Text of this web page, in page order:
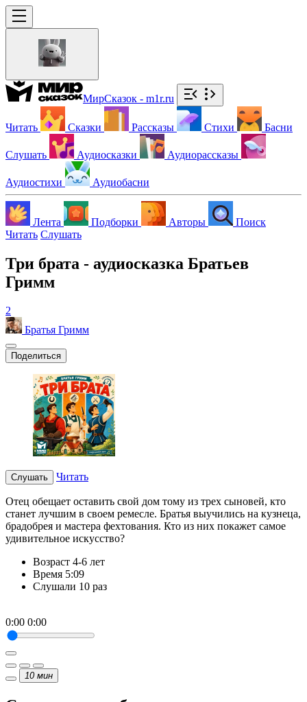
МирСказок - m1r.ru
Читать Сказки Рассказы Стихи Басни
Слушать Аудиосказки Аудиорассказы
Аудиостихи Аудиобасни
Лента Подборки Авторы
Поиск
Читать Слушать
Три брата - аудиосказка Братьев
Гримм
2
Братья Гримм
Поделиться
Слушать Читать
Отец обещает оставить свой дом тому из трех сыновей, кто
станет лучшим в своем ремесле. Братья выучились на кузнеца,
брадобрея и мастера фехтования. Кто из них покажет самое
удивительное искусство?
Возраст 4-6 лет
Время 5:09
Слушали 10 раз
0:00 0:00
10 мин